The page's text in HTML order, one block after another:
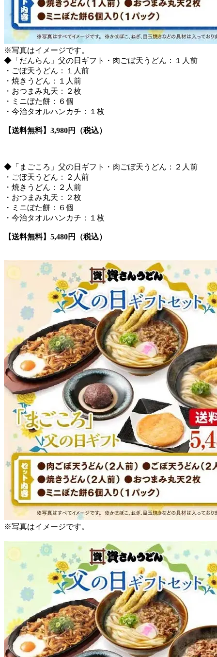
※写真はイメージです。
◆「だんらん」父の日ギフト・肉ごぼ天うどん：１人前
・ごぼ天うどん：１人前
・焼きうどん：１人前
・おつまみ丸天：２枚
・ミニぼた餅：６個
・今治タオルハンカチ：１枚
【送料無料】3,980円（税込）
◆「まごころ」父の日ギフト・肉ごぼ天うどん：２人前
・ごぼ天うどん：２人前
・焼きうどん：２人前
・おつまみ丸天：２枚
・ミニぼた餅：６個
・今治タオルハンカチ：１枚
【送料無料】5,480円（税込）
※写真はイメージです。